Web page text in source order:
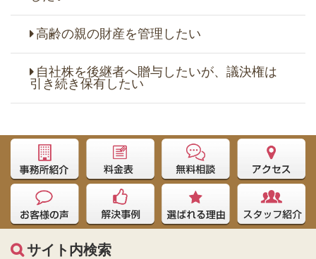
高齢の親の財産を管理したい
自社株を後継者へ贈与したいが、議決権は
引き続き保有したい
サイト内検索